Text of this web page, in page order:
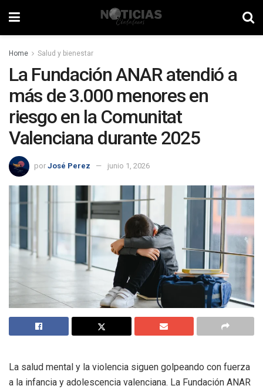
Home Salud y bienestar
La Fundación ANAR atendió a
más de 3.000 menores en
riesgo en la Comunitat
Valenciana durante 2025
por José Perez junio 1, 2026
La salud mental y la violencia siguen golpeando con fuerza
a la infancia y adolescencia valenciana. La Fundación ANAR